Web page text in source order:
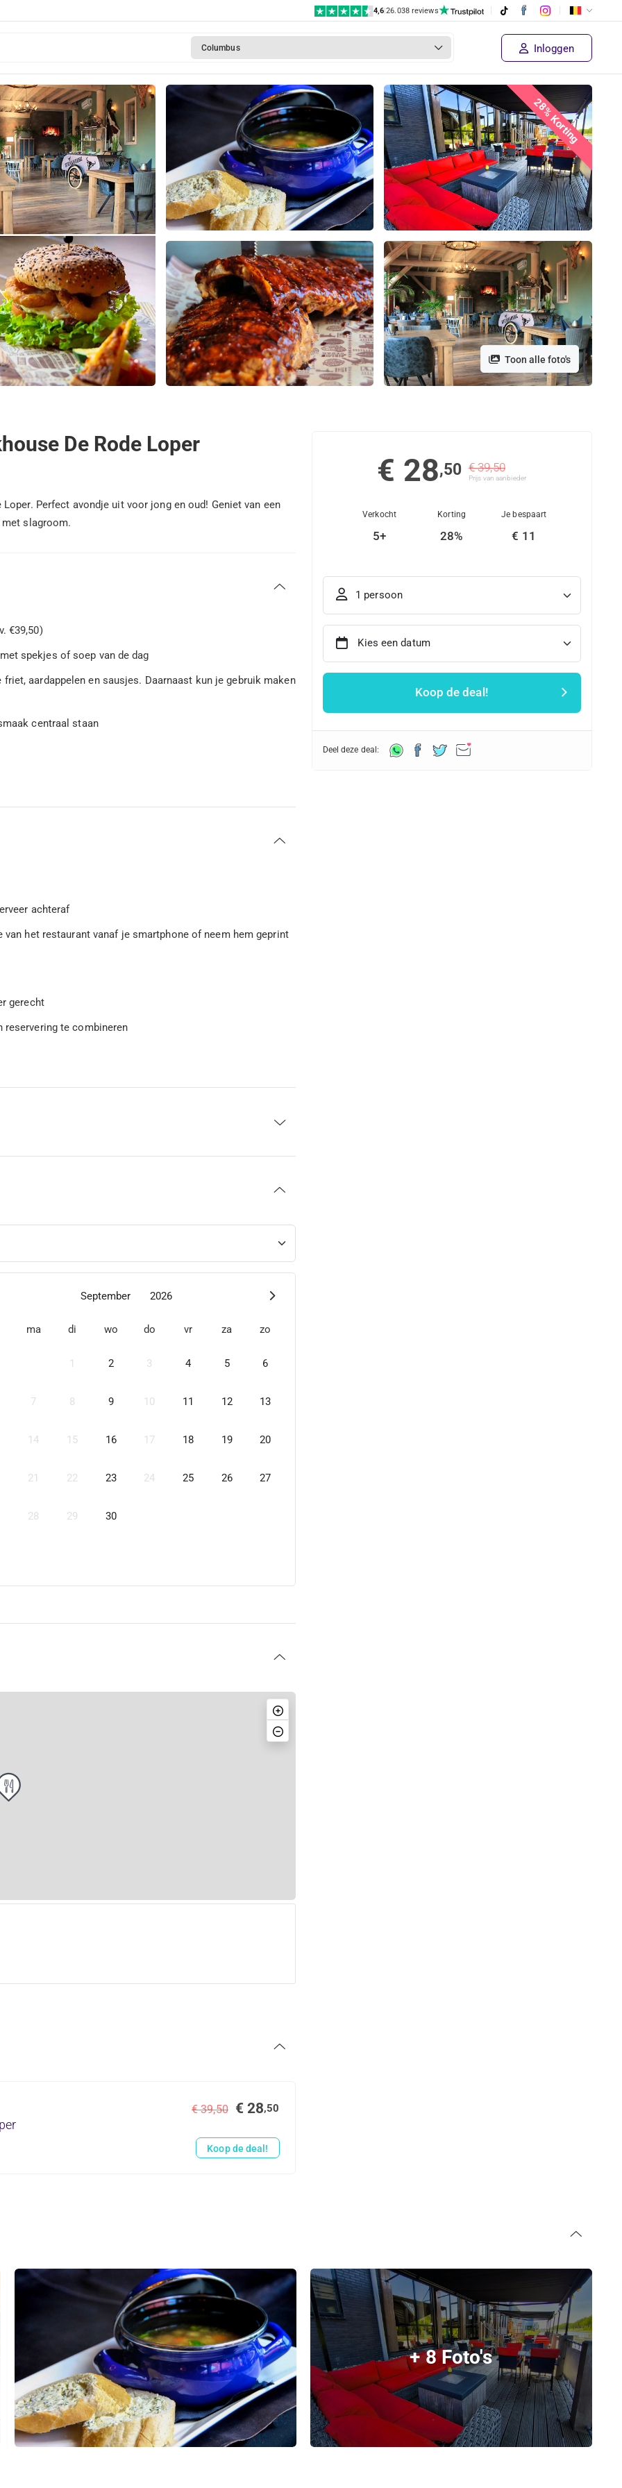
4,6|26.038 reviews
Columbus Inloggen
28% Korting
Toon alle foto's
De Rode Loper
Perfect avondje uit voor jong en oud! Geniet van een
met slagroom.
€39,50)
spekjes of soep van de dag
aardappelen en sausjes. Daarnaast kun je gebruik maken
centraal staan
achteraf
het restaurant vanaf je smartphone of neem hem geprint
gerecht
te combineren
September 2026
ma di wo do vr za zo
1 2 3 4 5 6
7 8 9 10 11 12 13
14 15 16 17 18 19 20
21 22 23 24 25 26 27
28 29 30
€ 39,50 € 28,50
Koop de deal!
€ 28,50 € 39,50
Prijs van aanbieder
Verkocht
5+
Korting
28%
Je bespaart
€ 11
1 persoon
Kies een datum
Koop de deal!
Deel deze deal:
+ 8 Foto's